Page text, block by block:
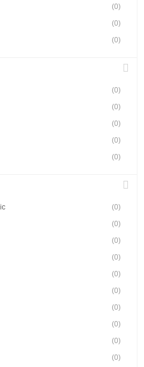
(0)
(0)
(0)
(0)
(0)
(0)
(0)
(0)
(0)
(0)
(0)
(0)
(0)
(0)
(0)
(0)
(0)
(0)